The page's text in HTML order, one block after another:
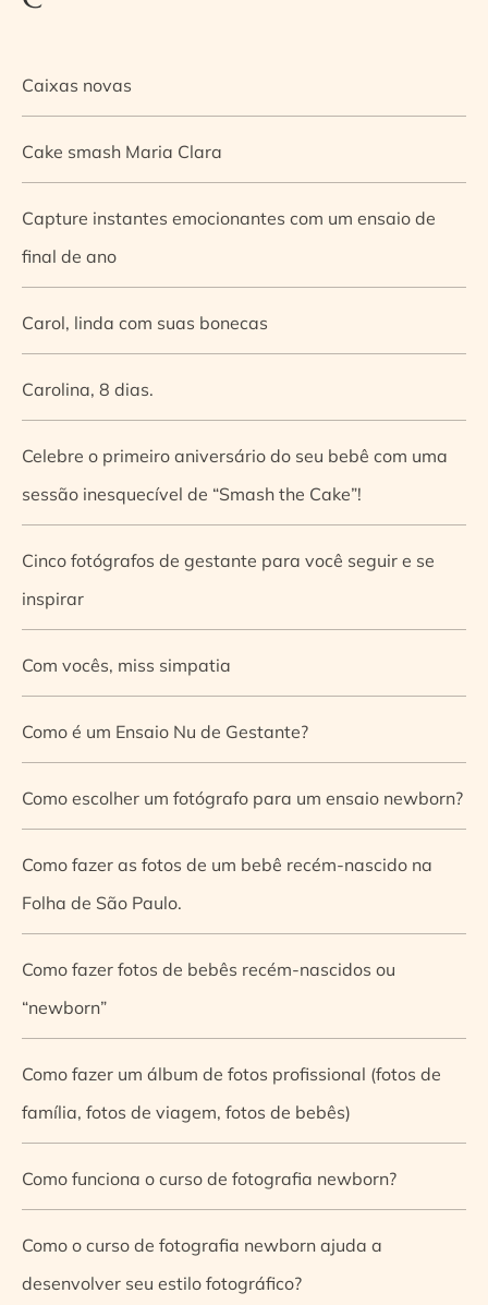
Caixas novas
Cake smash Maria Clara
Capture instantes emocionantes com um ensaio de
final de ano
Carol, linda com suas bonecas
Carolina, 8 dias.
Celebre o primeiro aniversário do seu bebê com uma
sessão inesquecível de “Smash the Cake”!
Cinco fotógrafos de gestante para você seguir e se
inspirar
Com vocês, miss simpatia
Como é um Ensaio Nu de Gestante?
Como escolher um fotógrafo para um ensaio newborn?
Como fazer as fotos de um bebê recém-nascido na
Folha de São Paulo.
Como fazer fotos de bebês recém-nascidos ou
“newborn”
Como fazer um álbum de fotos profissional (fotos de
família, fotos de viagem, fotos de bebês)
Como funciona o curso de fotografia newborn?
Como o curso de fotografia newborn ajuda a
desenvolver seu estilo fotográfico?